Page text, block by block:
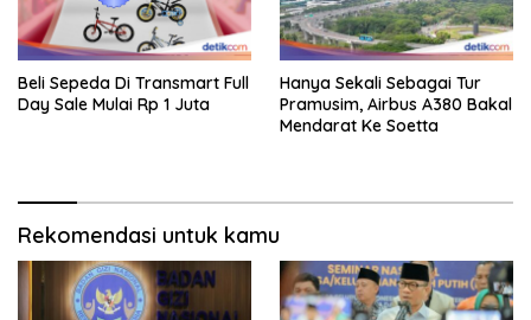
Beli Sepeda Di Transmart Full
Day Sale Mulai Rp 1 Juta
Hanya Sekali Sebagai Tur
Pramusim, Airbus A380 Bakal
Mendarat Ke Soetta
Rekomendasi untuk kamu